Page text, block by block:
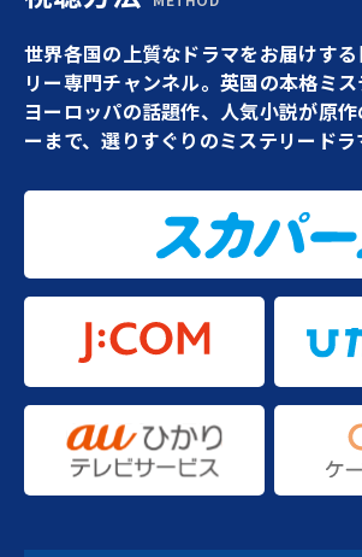
世界各国の上質なドラマをお届けす
リー専門チャンネル。英国の本格ミス
ヨーロッパの話題作、人気小説が原
ーまで、選りすぐりのミステリードラ